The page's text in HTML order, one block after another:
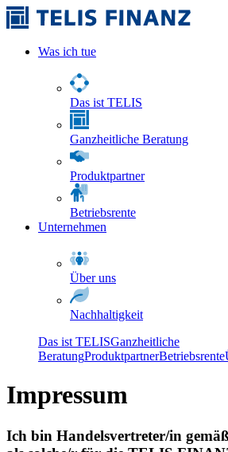
Was ich tue
Das ist TELIS
Ganzheitliche Beratung
Produktpartner
Betriebsrente
Unternehmen
Über uns
Nachhaltigkeit
Das ist TELISGanzheitliche
BeratungProduktpartnerBetriebsrente
Impressum
Ich bin Handelsvertreter/in